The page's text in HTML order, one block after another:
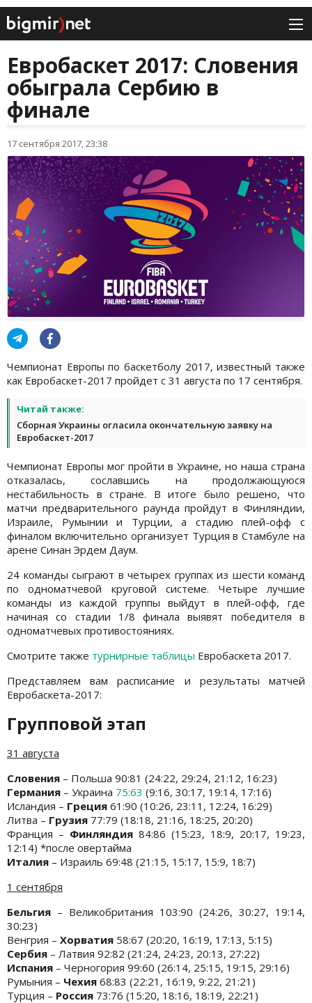
Евробаскет 2017: Словения
обыграла Сербию в
финале
17 сентября 2017, 23:38
Чемпионат Европы по баскетболу 2017, известный также
как Евробаскет-2017 пройдет с 31 августа по 17 сентября.
Читай также:
Сборная Украины огласила окончательную заявку на
Евробаскет-2017
Чемпионат Европы мог пройти в Украине, но наша страна
отказалась, сославшись на продолжающуюся
нестабильность в стране. В итоге было решено, что
матчи предварительного раунда пройдут в Финляндии,
Израиле, Румынии и Турции, а стадию плей-офф с
финалом включительно организует Турция в Стамбуле на
арене Синан Эрдем Даум.
24 команды сыграют в четырех группах из шести команд
по одноматчевой круговой системе. Четыре лучшие
команды из каждой группы выйдут в плей-офф, где
начиная со стадии 1/8 финала выявят победителя в
одноматчевых противостояниях.
Смотрите также турнирные таблицы Евробаскета 2017.
Представляем вам расписание и результаты матчей
Евробаскета-2017:
Групповой этап
31 августа
Словения – Польша 90:81 (24:22, 29:24, 21:12, 16:23)
Германия – Украина 75:63 (9:16, 30:17, 19:14, 17:16)
Исландия – Греция 61:90 (10:26, 23:11, 12:24, 16:29)
Литва – Грузия 77:79 (18:18, 21:16, 18:25, 20:20)
Франция – Финляндия 84:86 (15:23, 18:9, 20:17, 19:23,
12:14) *после овертайма
Италия – Израиль 69:48 (21:15, 15:17, 15:9, 18:7)
1 сентября
Бельгия – Великобритания 103:90 (24:26, 30:27, 19:14,
30:23)
Венгрия – Хорватия 58:67 (20:20, 16:19, 17:13, 5:15)
Сербия – Латвия 92:82 (21:24, 24:23, 20:13, 27:22)
Испания – Черногория 99:60 (26:14, 25:15, 19:15, 29:16)
Румыния – Чехия 68:83 (22:21, 16:19, 9:22, 21:21)
Турция – Россия 73:76 (15:20, 18:16, 18:19, 22:21)